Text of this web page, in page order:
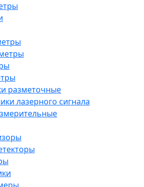
разметочные
лазерного сигнала